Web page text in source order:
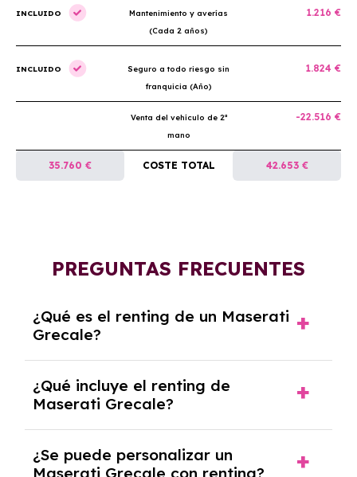
INCLUIDO
Mantenimiento y averías
(Cada 2 años)
1.216 €
INCLUIDO
Seguro a todo riesgo sin
franquicia (Año)
1.824 €
Venta del vehículo de 2ª
mano
-22.516 €
35.760 € COSTE TOTAL 42.653 €
PREGUNTAS FRECUENTES
¿Qué es el renting de un Maserati
Grecale?
contrato de alquiler a largo plazo en el que
pagas una cuota mensual fija por el uso del
coche durante un periodo determinado,
generalmente entre 2 y 5 años.
¿Qué incluye el renting de
Maserati Grecale?
seguro a todo riesgo, mantenimiento,
¿Se puede personalizar un